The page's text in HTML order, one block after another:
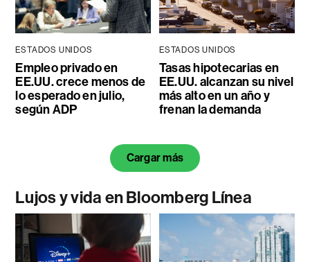
ESTADOS UNIDOS
Empleo privado en
EE.UU. crece menos de
lo esperado en julio,
según ADP
ESTADOS UNIDOS
Tasas hipotecarias en
EE.UU. alcanzan su nivel
más alto en un año y
frenan la demanda
Cargar más
Lujos y vida en Bloomberg Línea